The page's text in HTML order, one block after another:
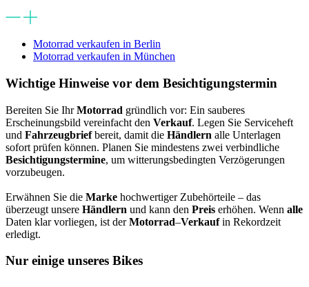
Motorrad verkaufen in Berlin
Motorrad verkaufen in München
Wichtige Hinweise vor dem Besichtigungstermin
Bereiten Sie IhrMotorrad gründlich vor: Ein sauberes
Erscheinungsbild vereinfacht den Verkauf. Legen Sie Serviceheft
und Fahrzeugbriefbereit, damit die Händlern alle Unterlagen
sofort prüfen können. Planen Sie mindestens zwei verbindliche
Besichtigungstermine, um witterungs­bedingten Verzögerungen
vorzubeugen.
Erwähnen Sie die Marke hochwertiger Zubehörteile – das
überzeugt unsere Händlern und kann den Preis erhöhen. Wenn alle
Daten klar vorliegen, ist derMotorrad–Verkaufin Rekordzeit
erledigt.
Nur einige unseres Bikes